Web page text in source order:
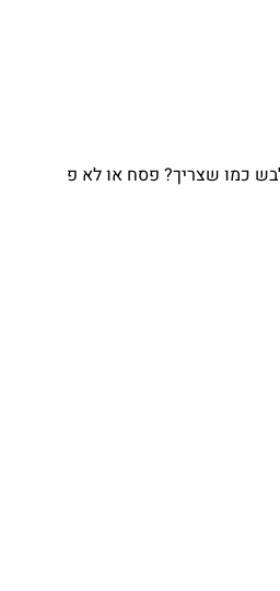
כמו שצריך? פסח או לא פ